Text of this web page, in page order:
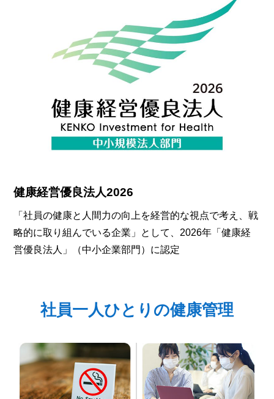
健康経営優良法人2026
「社員の健康と人間力の向上を経営的な視点で考え、戦
略的に取り組んでいる企業」として、2026年「健康経
営優良法人」（中小企業部門）に認定
社員一人ひとりの健康管理